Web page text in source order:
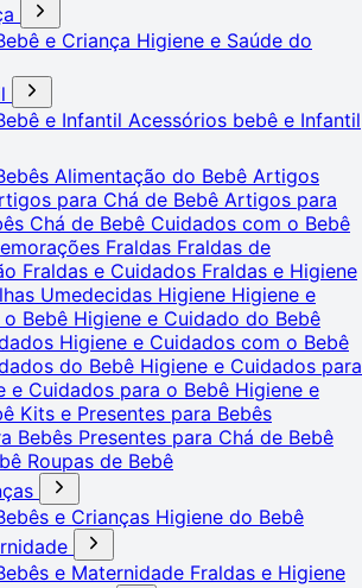
e Criança Higiene e Saúde do
e Infantil Acessórios bebê e Infantil
Alimentação do Bebê Artigos
para Chá de Bebê Artigos para
Chá de Bebê Cuidados com o Bebê
Fraldas Fraldas de
Fraldas e Cuidados Fraldas e Higiene
Umedecidas Higiene Higiene e
Bebê Higiene e Cuidado do Bebê
Higiene e Cuidados com o Bebê
do Bebê Higiene e Cuidados para
e Cuidados para o Bebê Higiene e
Kits e Presentes para Bebês
Bebês Presentes para Chá de Bebê
Roupas de Bebê
e Crianças Higiene do Bebê
e Maternidade Fraldas e Higiene